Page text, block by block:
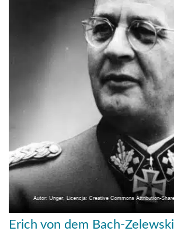
Erich von dem Bach-Zelewski